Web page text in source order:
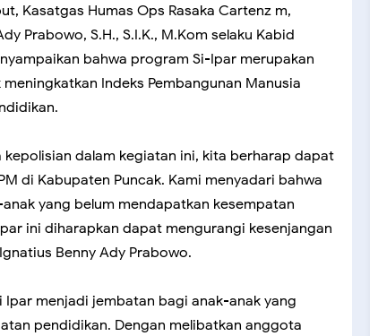
Kasatgas Humas Ops Rasaka Cartenz m,
Prabowo, S.H., S.I.K., M.Kom selaku Kabid
bahwa program Si-Ipar merupakan
Indeks Pembangunan Manusia
dalam kegiatan ini, kita berharap dapat
di Kabupaten Puncak. Kami menyadari bahwa
yang belum mendapatkan kesempatan
ini diharapkan dapat mengurangi kesenjangan
Benny Ady Prabowo.
Ipar menjadi jembatan bagi anak-anak yang
pendidikan. Dengan melibatkan anggota